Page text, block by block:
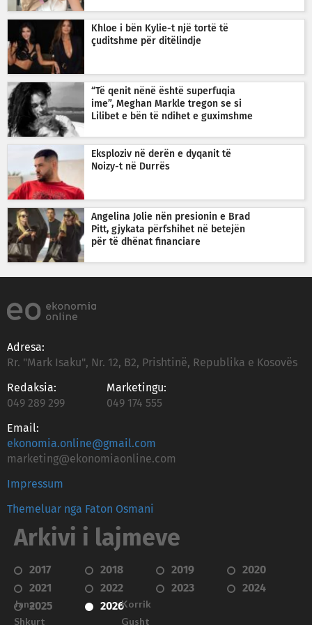
Khloe i bën Kylie-t një tortë të
çuditshme për ditëlindje
“Të qenit nënë është superfuqia
ime”, Meghan Markle tregon se si
Lilibet e bën të ndihet e guximshme
Eksploziv në derën e dyqanit të
Noizy-t në Durrës
Angelina Jolie nën presionin e Brad
Pitt, gjykata përfshihet në betejën
për të dhënat financiare
Adresa:
Rr. "Mark Isaku", Nr. 12, B2, Prishtinë, Republika e Kosovës
Redaksia:
049 289 299
Marketingu:
049 174 555
Email:
ekonomia.online@gmail.com
marketing@ekonomiaonline.com
Impressum
Themeluar nga Faton Osmani
Arkivi i lajmeve
2017 2018 2019
2020
2021
2022 2023
2024
2025
2026
Janar
Shkurt
Korrik
Gusht